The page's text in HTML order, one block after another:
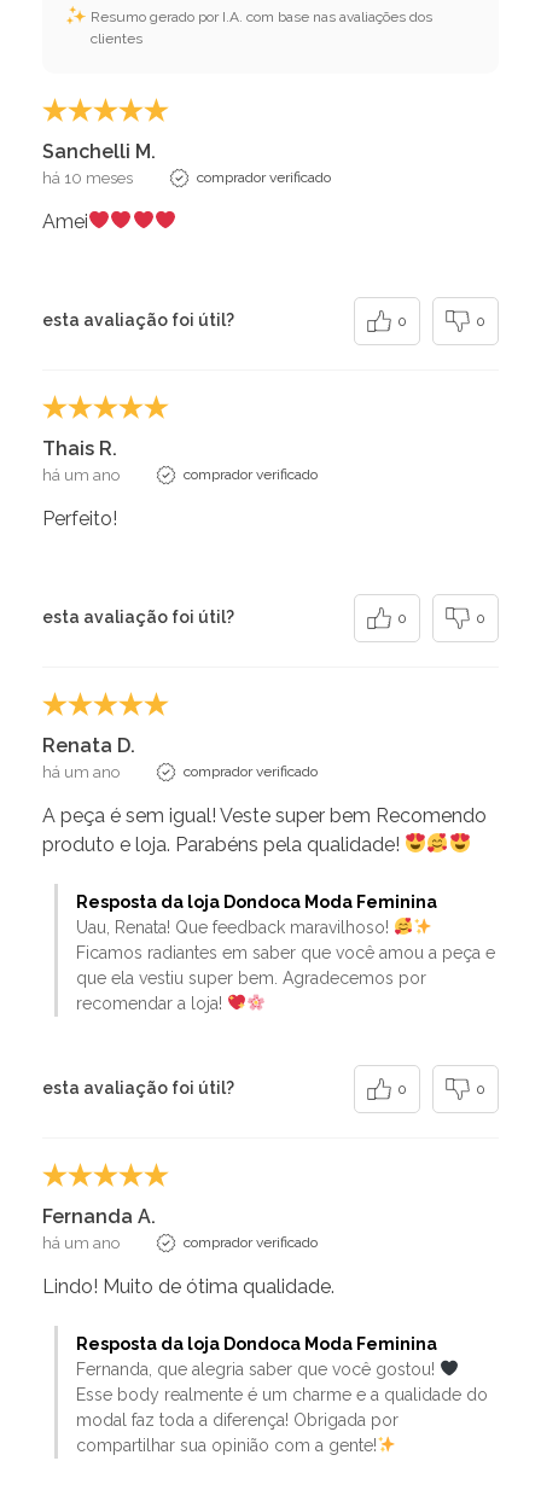
Resumo gerado por I.A. com base nas avaliações dos
clientes
Sanchelli M.
há 10 meses comprador verificado
Amei
esta avaliação foi útil? 0 0
Thais R.
há um ano comprador verificado
Perfeito!
esta avaliação foi útil? 0 0
Renata D.
há um ano comprador verificado
A peça é sem igual! Veste super bem Recomendo
produto e loja. Parabéns pela qualidade!
Resposta da loja Dondoca Moda Feminina
Uau, Renata! Que feedback maravilhoso!
Ficamos radiantes em saber que você amou a peça e
que ela vestiu super bem. Agradecemos por
recomendar a loja!
esta avaliação foi útil? 0 0
Fernanda A.
há um ano comprador verificado
Lindo! Muito de ótima qualidade.
Resposta da loja Dondoca Moda Feminina
Fernanda, que alegria saber que você gostou!
Esse body realmente é um charme e a qualidade do
modal faz toda a diferença! Obrigada por
compartilhar sua opinião com a gente!